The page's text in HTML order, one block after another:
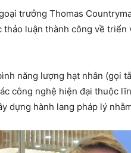
trưởng Thomas
luận thành công về
năng lượng hạt nhân (gọi
công nghệ hiện đại thuộc
dựng hành lang pháp lý